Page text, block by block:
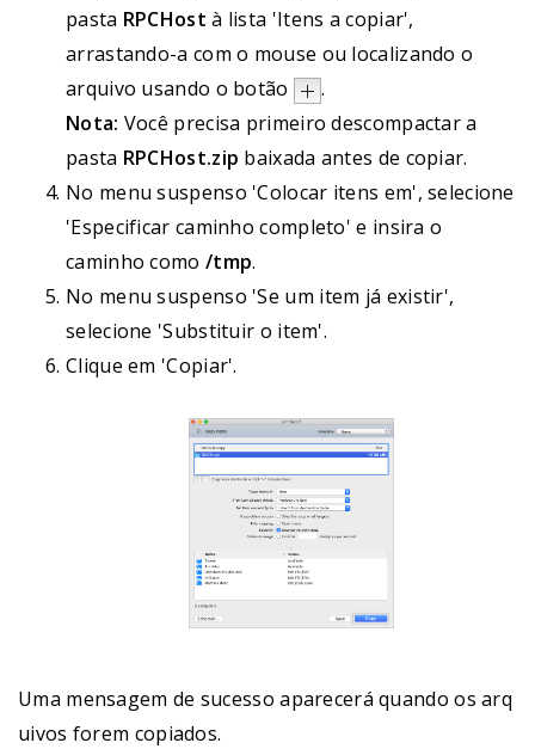
pasta RPCHost à lista 'Itens a copiar',
arrastando-a com o mouse ou localizando o
arquivo usando o botão
.
Nota: Você precisa primeiro descompactar a
pasta RPCHost.zip baixada antes de copiar.
No menu suspenso 'Colocar itens em', selecione
'Especificar caminho completo' e insira o
caminho como /tmp.
No menu suspenso 'Se um item já existir',
selecione 'Substituir o item'.
Clique em 'Copiar'.
Uma mensagem de sucesso aparecerá quando os arq
uivos forem copiados.